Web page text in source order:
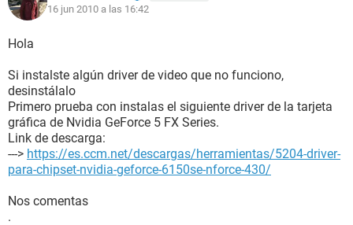
16 jun 2010 a las 16:42
Hola
Si instalste algún driver de video que no funciono,
desinstálalo
Primero prueba con instalas el siguiente driver de la tarjeta
gráfica de Nvidia GeForce 5 FX Series.
Link de descarga:
---> https://es.ccm.net/descargas/herramientas/5204-driver-
para-chipset-nvidia-geforce-6150se-nforce-430/
Nos comentas
.